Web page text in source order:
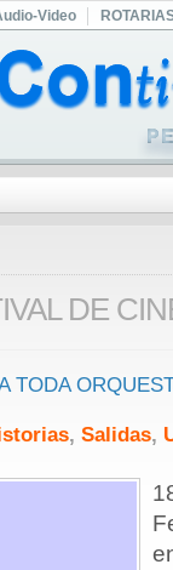
Video
DE
, Salidas,